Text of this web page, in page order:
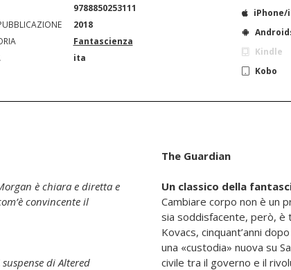
9788850253111
2018
Fantascienza
ita
iPhone/
Kindle
Kobo
è chiara e diretta e
diAltered
The Guardian
Un classico della
Cambiare corpo non è un
sia soddisfacente, però, è
Kovacs, cinquant’anni
una «custodia» nuova su
civile tra il governo e il